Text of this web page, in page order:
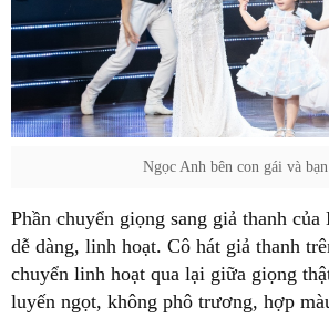
Ngọc Anh bên con gái và
Phần chuyển giọng sang giả thanh
dễ dàng, linh hoạt. Cô hát giả thanh
chuyển linh hoạt qua lại giữa giọng
luyến ngọt, không phô trương, hợp